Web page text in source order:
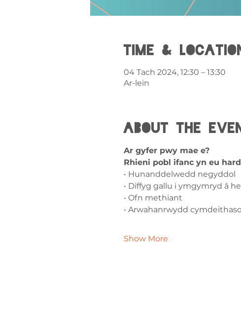
Time &
04 Tach 2024, 12:30 – 13:30
Ar-lein
About the
Ar gyfer pwy mae e?
Rhieni pobl ifanc yn eu
• Hunanddelwedd negyddol
• Diffyg gallu i ymgymryd â
• Ofn methiant
• Arwahanrwydd
Show More